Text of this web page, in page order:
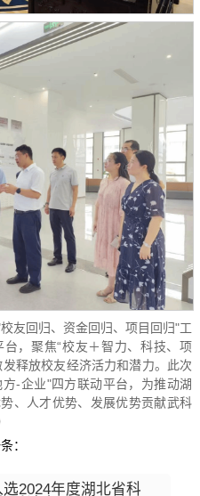
友回归、资金回归、项目回归"工
，聚焦“校友＋智力、科技、项
释放校友经济活力和潜力。此次
-企业"四方联动平台，为推动湖
、人才优势、发展优势贡献武科
：
2024年度湖北省科